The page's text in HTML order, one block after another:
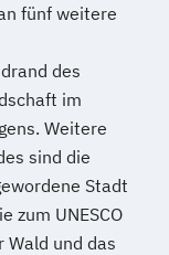
fünf weitere
des
im
Weitere
sind die
Stadt
zum UNESCO
und das